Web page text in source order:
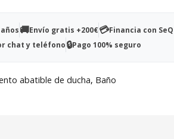
🚚Envío gratis +200€💳Financia con
chat y teléfono🔒Pago 100% seguro
abatible de ducha, Baño